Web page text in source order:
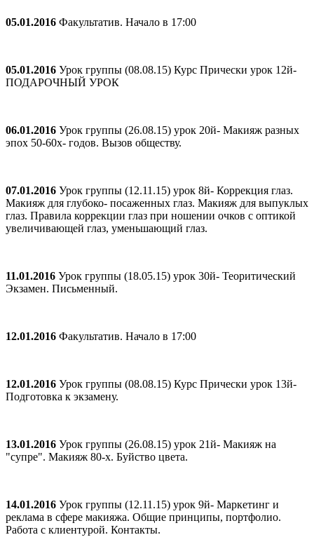
05.01.2016 Факультатив. Начало в 17:00
05.01.2016 Урок группы (08.08.15) Курс Прически урок 12й-
ПОДАРОЧНЫЙ УРОК
06.01.2016 Урок группы (26.08.15) урок 20й- Макияж разных
эпох 50-60х- годов. Вызов обществу.
07.01.2016 Урок группы (12.11.15) урок 8й- Коррекция глаз.
Макияж для глубоко- посаженных глаз. Макияж для выпуклых
глаз. Правила коррекции глаз при ношении очков с оптикой
увеличивающей глаз, уменьшающий глаз.
11.01.2016 Урок группы (18.05.15) урок 30й- Теоритический
Экзамен. Письменный.
12.01.2016 Факультатив. Начало в 17:00
12.01.2016 Урок группы (08.08.15) Курс Прически урок 13й-
Подготовка к экзамену.
13.01.2016 Урок группы (26.08.15) урок 21й- Макияж на
"супре". Макияж 80-х. Буйство цвета.
14.01.2016 Урок группы (12.11.15) урок 9й- Маркетинг и
реклама в сфере макияжа. Общие принципы, портфолио.
Работа с клиентурой. Контакты.